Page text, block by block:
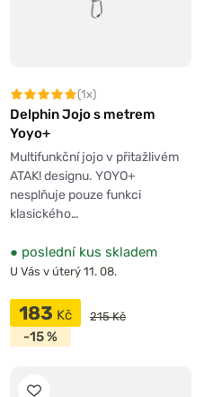
(1x)
Delphin Jojo s metrem
Yoyo+
Multifunkční jojo v přitažlivém
ATAK! designu. YOYO+
nesplňuje pouze funkci
klasického…
● poslední kus skladem
U Vás v úterý 11. 08.
183 Kč 215 Kč
-15 %